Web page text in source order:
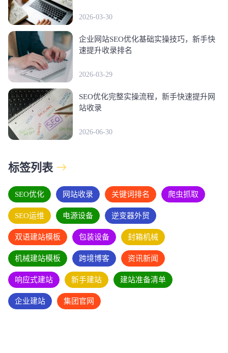
2026-03-30
企业网站SEO优化基础实操技巧，新手快
速提升收录排名
2026-03-29
SEO优化完整实操流程，新手快速提升网
站收录
2026-06-30
标签列表
SEO优化 网站收录 关键词排名 爬虫抓取
SEO运维 电源设备 逆变器外贸
双语建站模板 包装设备 封箱机械
机械建站模板 跨境博客 资讯新闻
响应式建站 新手建站 建站准备清单
企业建站 集团官网